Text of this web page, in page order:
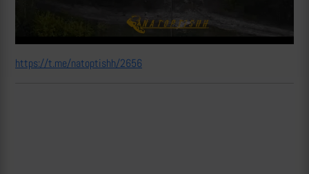
Video
https://t.me/natoptishh/2656